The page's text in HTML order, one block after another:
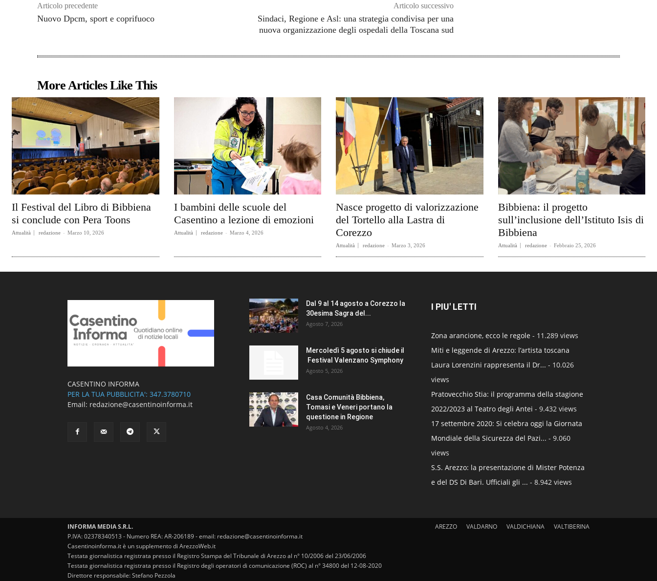
Articolo precedente
Nuovo Dpcm, sport e coprifuoco
Articolo successivo
Sindaci, Regione e Asl: una strategia condivisa per una
nuova organizzazione degli ospedali della Toscana sud
More Articles Like This
Il Festival del Libro di Bibbiena
si conclude con Pera Toons
Attualità redazione - Marzo 10, 2026
I bambini delle scuole del
Casentino a lezione di emozioni
Attualità redazione - Marzo 4, 2026
Nasce progetto di valorizzazione
del Tortello alla Lastra di
Corezzo
Attualità redazione - Marzo 3, 2026
Bibbiena: il progetto
sull’inclusione dell’Istituto Isis di
Bibbiena
Attualità redazione - Febbraio 25, 2026
CASENTINO INFORMA
PER LA TUA PUBBLICITA': 347.3780710
Email: redazione@casentinoinforma.it
Dal 9 al 14 agosto a Corezzo la
30esima Sagra del...
Agosto 7, 2026
Mercoledì 5 agosto si chiude il
Festival Valenzano Symphony
Agosto 5, 2026
Casa Comunità Bibbiena,
Tomasi e Veneri portano la
questione in Regione
Agosto 4, 2026
I PIU' LETTI
Zona arancione, ecco le regole - 11.289 views
Miti e leggende di Arezzo: l’artista toscana
Laura Lorenzini rappresenta il Dr... - 10.026
views
Pratovecchio Stia: il programma della stagione
2022/2023 al Teatro degli Antei - 9.432 views
17 settembre 2020: Si celebra oggi la Giornata
Mondiale della Sicurezza del Pazi... - 9.060
views
S.S. Arezzo: la presentazione di Mister Potenza
e del DS Di Bari. Ufficiali gli ... - 8.942 views
AREZZO VALDARNO VALDICHIANA VALTIBERINA
INFORMA MEDIA S.R.L.
P.IVA: 02378340513 - Numero REA: AR-206189 - email: redazione@casentinoinforma.it
Casentinoinforma.it è un supplemento di ArezzoWeb.it
Testata giornalistica registrata presso il Registro Stampa del Tribunale di Arezzo al n° 10/2006 del 23/06/2006
Testata giornalistica registrata presso il Registro degli operatori di comunicazione (ROC) al n° 34800 del 12-08-2020
Direttore responsabile: Stefano Pezzola